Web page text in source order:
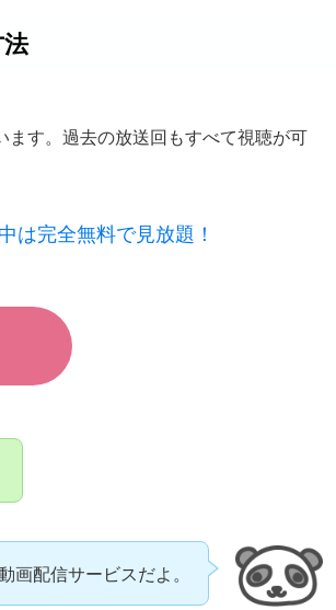
ます。過去の放送回もすべて視聴が可
完全無料で見放題！
配信サービスだよ。